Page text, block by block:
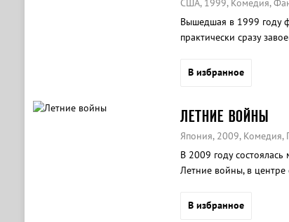
США, 1999, Комедия,
Вышедшая в 1999 году
практически сразу
В избранное
ЛЕТНИЕ ВОЙНЫ
Япония, 2009, Комедия,
В 2009 году
Летние войны, в
В избранное